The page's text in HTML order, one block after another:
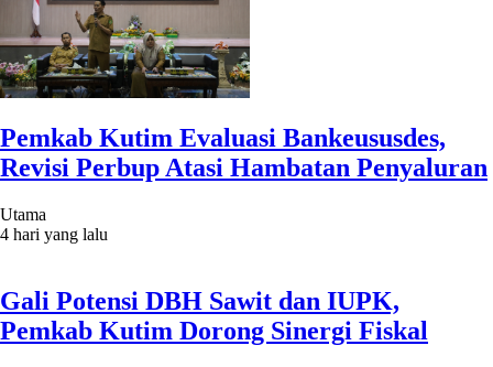
Pemkab Kutim Evaluasi Bankeususdes,
Revisi Perbup Atasi Hambatan Penyaluran
Utama
4 hari yang lalu
Gali Potensi DBH Sawit dan IUPK,
Pemkab Kutim Dorong Sinergi Fiskal